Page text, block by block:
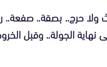
ولا حرج.. بصقة..
الجولة.. وقبل